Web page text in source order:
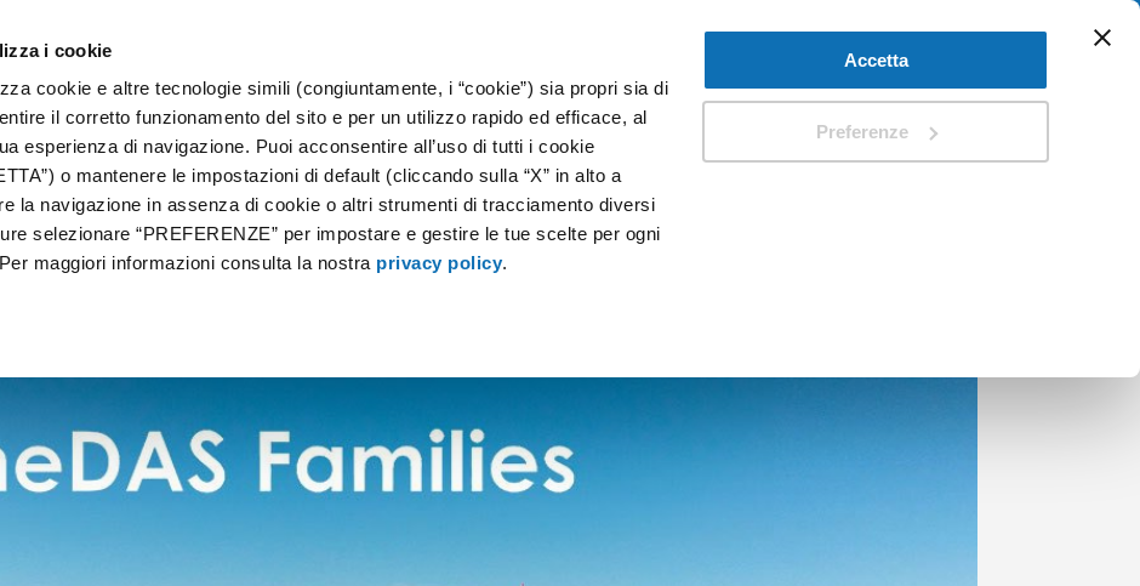
i cookie
cookie e altre tecnologie simili (congiuntamente, i “cookie”) sia propri sia di
il corretto funzionamento del sito e per un utilizzo rapido ed efficace, al
esperienza di navigazione. Puoi acconsentire all’uso di tutti i cookie
o mantenere le impostazioni di default (cliccando sulla “X” in alto a
la navigazione in assenza di cookie o altri strumenti di tracciamento diversi
selezionare “PREFERENZE” per impostare e gestire le tue scelte per ogni
maggiori informazioni consulta la nostra privacy policy.
Accetta
Preferenze
E SERVIZI IOT GALLERIA CONTATTI DOCUMENTI